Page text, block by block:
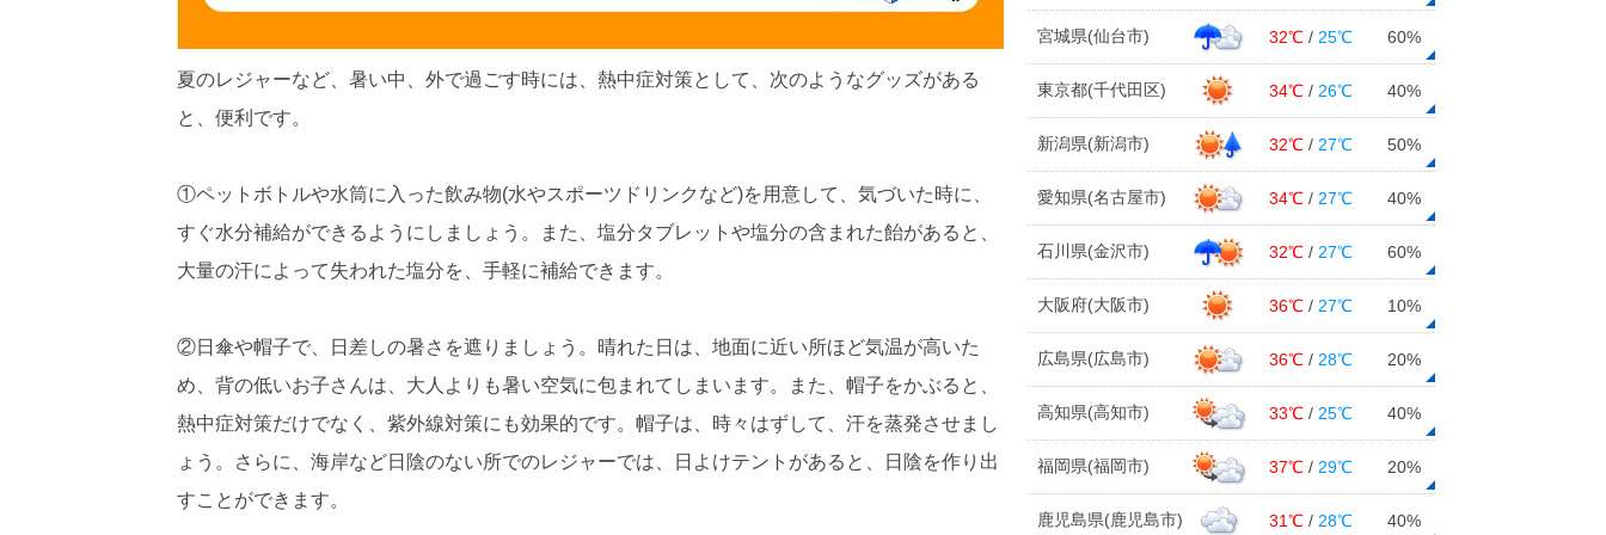
夏のレジャーなど、暑い中、外で過ごす時には、熱中症対策として、次のようなグッズがある
と、便利です。
①ペットボトルや水筒に入った飲み物(水やスポーツドリンクなど)を用意して、気づいた時に、
すぐ水分補給ができるようにしましょう。また、塩分タブレットや塩分の含まれた飴があると、
大量の汗によって失われた塩分を、手軽に補給できます。
②日傘や帽子で、日差しの暑さを遮りましょう。晴れた日は、地面に近い所ほど気温が高いた
め、背の低いお子さんは、大人よりも暑い空気に包まれてしまいます。また、帽子をかぶると、
熱中症対策だけでなく、紫外線対策にも効果的です。帽子は、時々はずして、汗を蒸発させまし
ょう。さらに、海岸など日陰のない所でのレジャーでは、日よけテントがあると、日陰を作り出
すことができます。
宮城県(仙台市) 32℃ / 25℃ 60%
東京都(千代田区) 34℃ / 26℃ 40%
新潟県(新潟市) 32℃ / 27℃ 50%
愛知県(名古屋市) 34℃ / 27℃ 40%
石川県(金沢市) 32℃ / 27℃ 60%
大阪府(大阪市) 36℃ / 27℃ 10%
広島県(広島市) 36℃ / 28℃ 20%
高知県(高知市) 33℃ / 25℃ 40%
福岡県(福岡市) 37℃ / 29℃ 20%
鹿児島県(鹿児島市) 31℃ / 28℃ 40%